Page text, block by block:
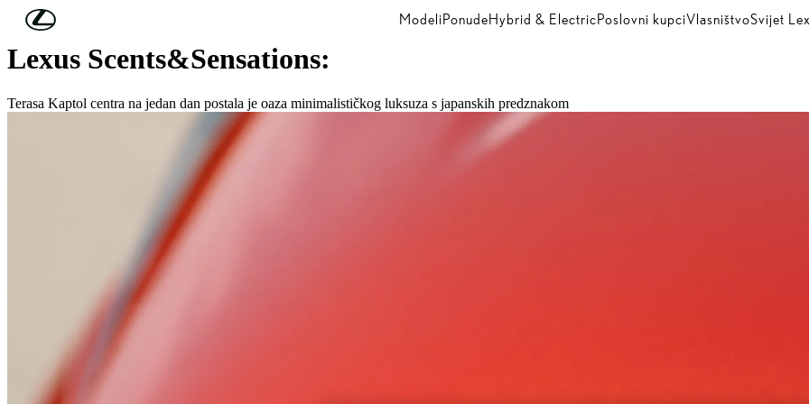
Skip to Main Content ModeliPonudeHybrid & ElectricPoslovni kupciVlasništvoSvijet
Lexus Scents&Sensations:
Terasa Kaptol centra na jedan dan postala je oaza minimalističkog luksuza s japanskih predznakom